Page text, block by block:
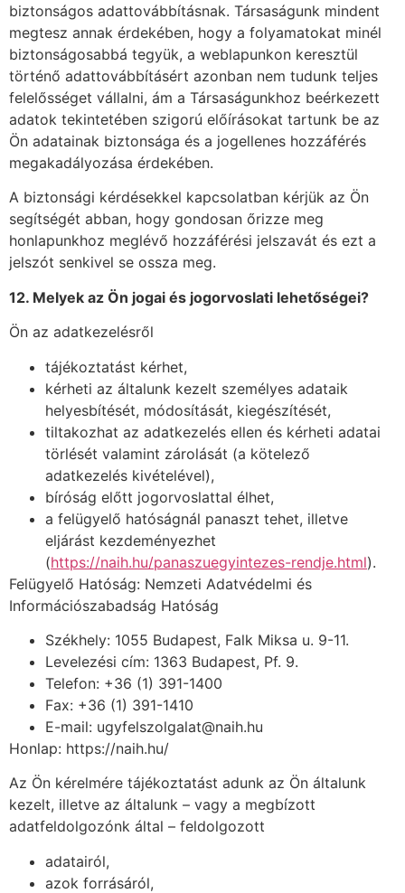
biztonságos adattovábbításnak. Társaságunk mindent
megtesz annak érdekében, hogy a folyamatokat minél
biztonságosabbá tegyük, a weblapunkon keresztül
történő adattovábbításért azonban nem tudunk teljes
felelősséget vállalni, ám a Társaságunkhoz beérkezett
adatok tekintetében szigorú előírásokat tartunk be az
Ön adatainak biztonsága és a jogellenes hozzáférés
megakadályozása érdekében.
A biztonsági kérdésekkel kapcsolatban kérjük az Ön
segítségét abban, hogy gondosan őrizze meg
honlapunkhoz meglévő hozzáférési jelszavát és ezt a
jelszót senkivel se ossza meg.
12. Melyek az Ön jogai és jogorvoslati lehetőségei?
Ön az adatkezelésről
tájékoztatást kérhet,
kérheti az általunk kezelt személyes adataik
helyesbítését, módosítását, kiegészítését,
tiltakozhat az adatkezelés ellen és kérheti adatai
törlését valamint zárolását (a kötelező
adatkezelés kivételével),
bíróság előtt jogorvoslattal élhet,
a felügyelő hatóságnál panaszt tehet, illetve
eljárást kezdeményezhet
(https://naih.hu/panaszuegyintezes-rendje.html).
Felügyelő Hatóság: Nemzeti Adatvédelmi és
Információszabadság Hatóság
Székhely: 1055 Budapest, Falk Miksa u. 9-11.
Levelezési cím: 1363 Budapest, Pf. 9.
Telefon: +36 (1) 391-1400
Fax: +36 (1) 391-1410
E-mail: ugyfelszolgalat@naih.hu
Honlap: https://naih.hu/
Az Ön kérelmére tájékoztatást adunk az Ön általunk
kezelt, illetve az általunk – vagy a megbízott
adatfeldolgozónk által – feldolgozott
adatairól,
azok forrásáról,